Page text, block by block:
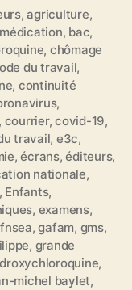
,agriculture,
, bac,
, chômage
du travail,
, continuité
,
, courrier,covid-19,
travail, e3c,
,écrans,éditeurs,
nationale,
Enfants,
, examens,
fnsea,gafam, gms,
, grande
,
michel baylet,